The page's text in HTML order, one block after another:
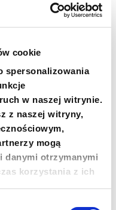
cookie
spersonalizowania
w naszej witrynie.
z naszej witryny,
mogą
danymi otrzymanymi
korzystania z ich
1001
do naszego
naszych planach,